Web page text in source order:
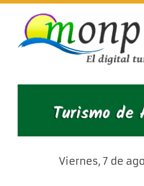
Skip
content
Viernes, 7 de